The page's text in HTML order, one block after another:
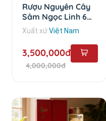
Rượu Nguyên Cây
Sâm Ngọc Linh 6
Năm - 1.5 lít
Xuất xứViệt Nam
3,500,000đ
4,000,000đ